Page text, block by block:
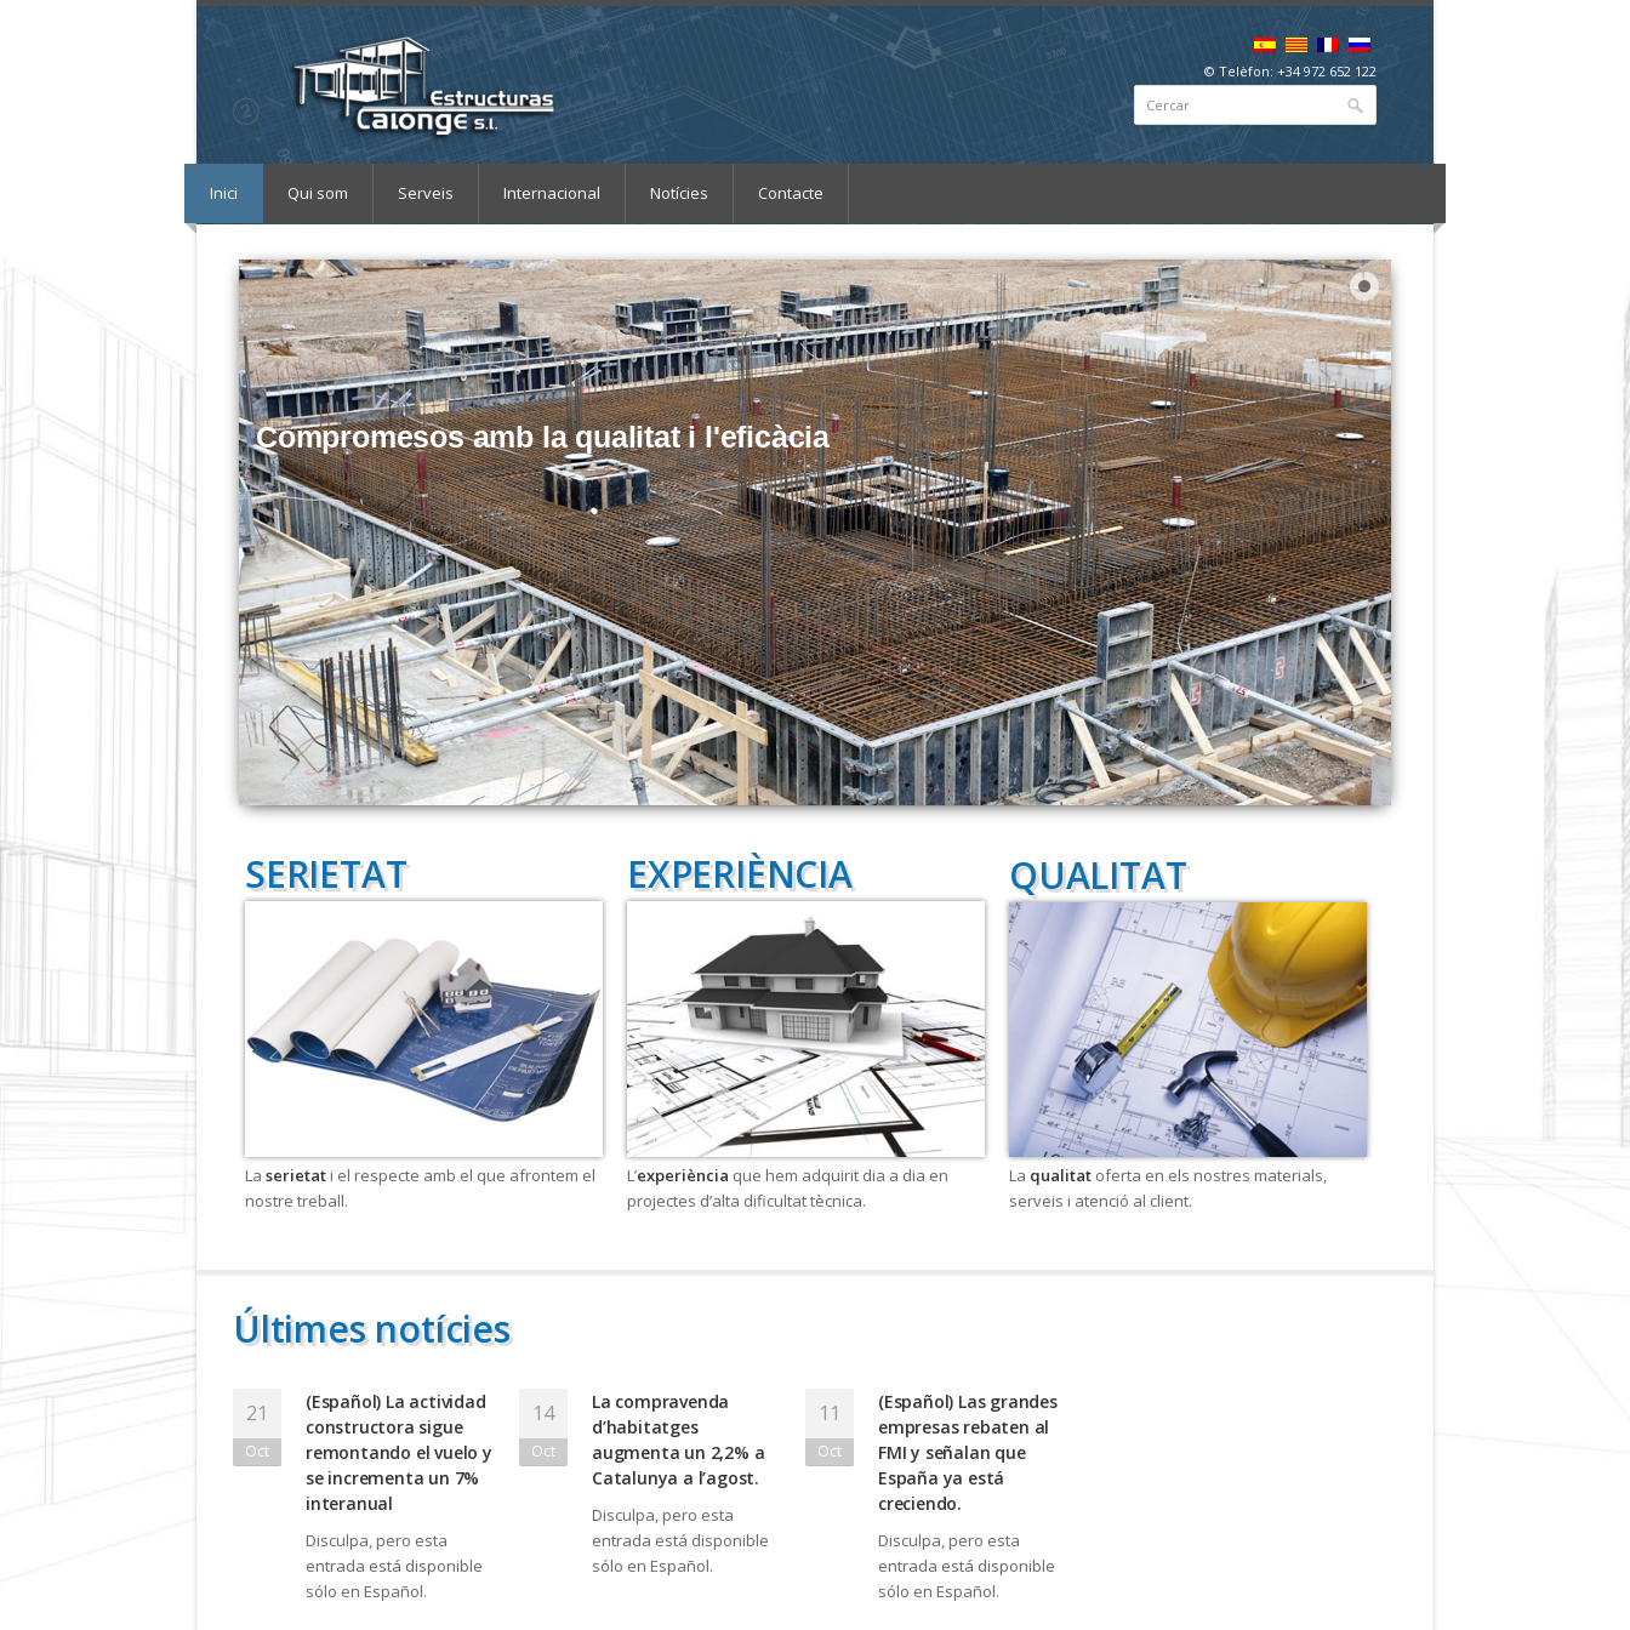
© Telèfon: +34 972 652 122
Inici Qui som Serveis Internacional Notícies Contacte
Compromesos amb la qualitat i l'eficàcia
SERIETAT
La serietat i el respecte amb el que afrontem el
nostre treball.
EXPERIÈNCIA
L’experiència que hem adquirit dia a dia en
projectes d’alta dificultat tècnica.
QUALITAT
La qualitat oferta en els nostres materials,
serveis i atenció al client.
Últimes notícies
21
Oct
(Español) La actividad
constructora sigue
remontando el vuelo y
se incrementa un 7%
interanual
Disculpa, pero esta
entrada está disponible
sólo en Español.
14
Oct
La compravenda
d’habitatges
augmenta un 2,2% a
Catalunya a l’agost.
Disculpa, pero esta
entrada está disponible
sólo en Español.
11
Oct
(Español) Las grandes
empresas rebaten al
FMI y señalan que
España ya está
creciendo.
Disculpa, pero esta
entrada está disponible
sólo en Español.